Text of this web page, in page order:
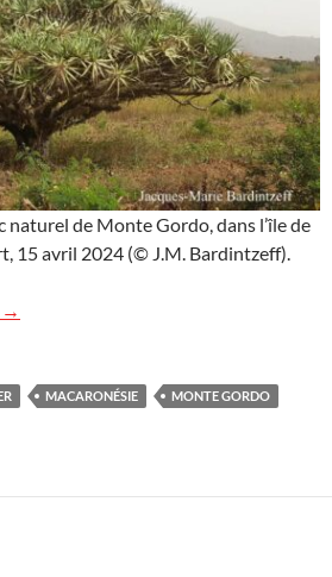
naturel de Monte Gordo, dans l’île de
15 avril 2024 (© J.M. Bardintzeff).
Dragonniers au Cap-Vert
→
MACARONÉSIE
MONTE GORDO